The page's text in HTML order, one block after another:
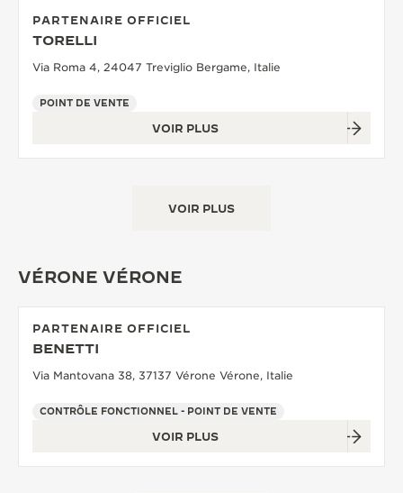
PARTENAIRE OFFICIEL
TORELLI
Via Roma 4, 24047 Treviglio Bergame, Italie
POINT DE VENTE
VOIR PLUS
VOIR PLUS
VÉRONE VÉRONE
PARTENAIRE OFFICIEL
BENETTI
Via Mantovana 38, 37137 Vérone Vérone, Italie
CONTRÔLE FONCTIONNEL - POINT DE VENTE
VOIR PLUS